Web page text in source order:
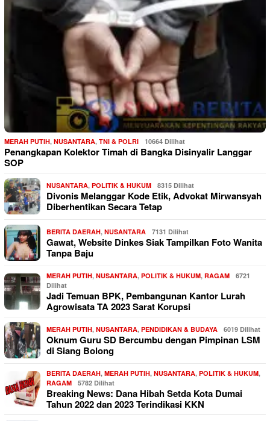
MERAH PUTIH, NUSANTARA, TNI & POLRI 10664 Dilihat
Penangkapan Kolektor Timah di Bangka Disinyalir Langgar
SOP
NUSANTARA, POLITIK & HUKUM 8315 Dilihat
Divonis Melanggar Kode Etik, Advokat Mirwansyah
Diberhentikan Secara Tetap
BERITA DAERAH, NUSANTARA 7131 Dilihat
Gawat, Website Dinkes Siak Tampilkan Foto Wanita
Tanpa Baju
MERAH PUTIH, NUSANTARA, POLITIK & HUKUM, RAGAM
6721
Dilihat
Jadi Temuan BPK, Pembangunan Kantor Lurah
Agrowisata TA 2023 Sarat Korupsi
MERAH PUTIH, NUSANTARA, PENDIDIKAN & BUDAYA 6019 Dilihat
Oknum Guru SD Bercumbu dengan Pimpinan LSM
di Siang Bolong
BERITA DAERAH, MERAH PUTIH, NUSANTARA, POLITIK & HUKUM,
RAGAM
5782 Dilihat
Breaking News: Dana Hibah Setda Kota Dumai
Tahun 2022 dan 2023 Terindikasi KKN